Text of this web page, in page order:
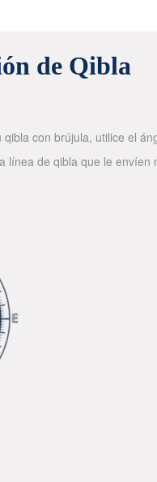
de Qibla
con brújula, utilice el
de qibla que le envíen